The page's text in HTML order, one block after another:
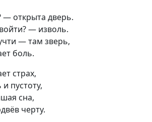
— открыта дверь.
— изволь.
— там зверь,
боль.
страх,
и пустоту,
сна,
черту.